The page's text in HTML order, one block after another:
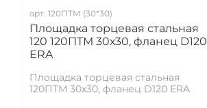
арт.120ПТМ (30*30)
Площадка торцевая стальная
120 120ПТМ 30х30, фланец D120
ERA
Площадка торцевая стальная
120ПТМ 30х30, фланец D120 ERA